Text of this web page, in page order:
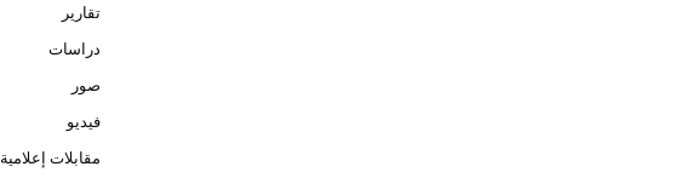
تقارير
دراسات
صور
فيديو
مقابلات إعلامية